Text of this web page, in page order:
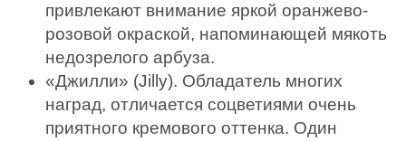
привлекают внимание яркой оранжево-
розовой окраской, напоминающей мякоть
недозрелого арбуза.
«Джилли» (Jilly). Обладатель многих
наград, отличается соцветиями очень
приятного кремового оттенка. Один